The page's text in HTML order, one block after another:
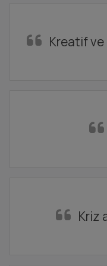
Kreatif ve
Kriz